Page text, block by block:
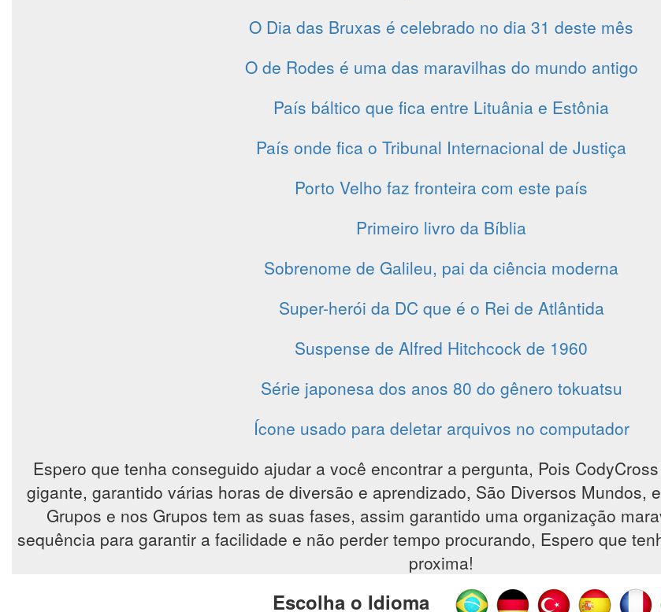
O Dia das Bruxas é celebrado no dia 31 deste mês
O de Rodes é uma das maravilhas do mundo antigo
País báltico que fica entre Lituânia e Estônia
País onde fica o Tribunal Internacional de Justiça
Porto Velho faz fronteira com este país
Primeiro livro da Bíblia
Sobrenome de Galileu, pai da ciência moderna
Super-herói da DC que é o Rei de Atlântida
Suspense de Alfred Hitchcock de 1960
Série japonesa dos anos 80 do gênero tokuatsu
Ícone usado para deletar arquivos no computador
Espero que tenha conseguido ajudar a você encontrar a pergunta, Pois
gigante, garantido várias horas de diversão e aprendizado, São Diversos Mundos,
Grupos e nos Grupos tem as suas fases, assim garantido uma organização
sequência para garantir a facilidade e não perder tempo procurando, Espero que
proxima!
Escolha o Idioma